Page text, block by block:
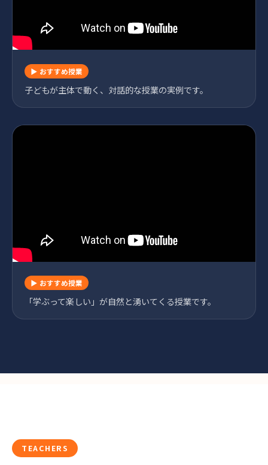
▶ おすすめ授業
子どもが主体で動く、対話的な授業の実例です。
▶ おすすめ授業
「学ぶって楽しい」が自然と湧いてくる授業です。
TEACHERS